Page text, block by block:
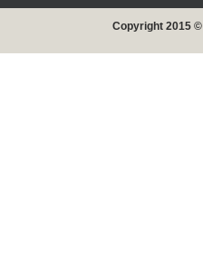
Copyright 2015 ©